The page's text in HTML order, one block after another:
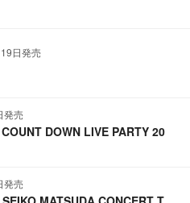
日発売
発売
DOWN LIVE PARTY 20
発売